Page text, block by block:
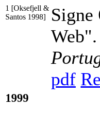
1 [Oksefjell &
Santos 1998]
Signe
pdf
1999